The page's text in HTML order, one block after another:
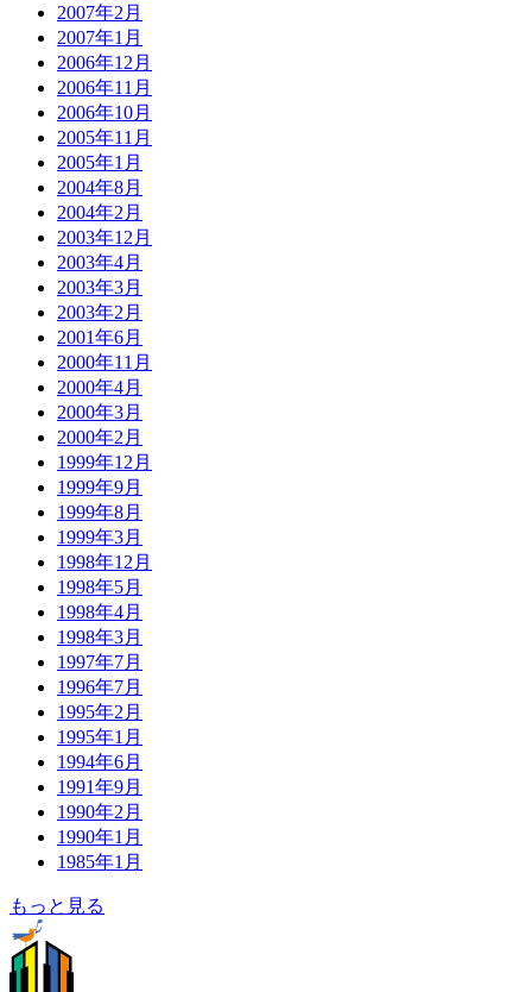
2007年2月
2007年1月
2006年12月
2006年11月
2006年10月
2005年11月
2005年1月
2004年8月
2004年2月
2003年12月
2003年4月
2003年3月
2003年2月
2001年6月
2000年11月
2000年4月
2000年3月
2000年2月
1999年12月
1999年9月
1999年8月
1999年3月
1998年12月
1998年5月
1998年4月
1998年3月
1997年7月
1996年7月
1995年2月
1995年1月
1994年6月
1991年9月
1990年2月
1990年1月
1985年1月
もっと見る